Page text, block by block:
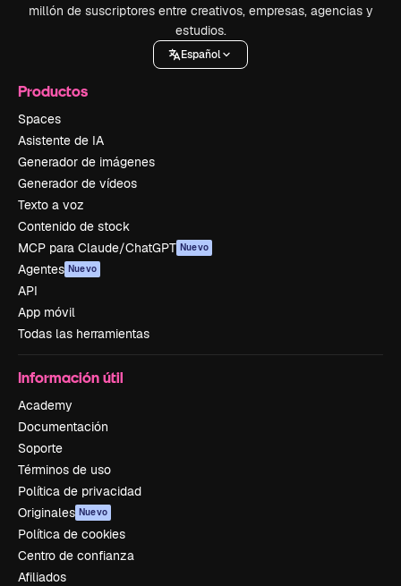
millón de suscriptores entre creativos, empresas, agencias y
estudios.
Español
Productos
Spaces
Asistente de IA
Generador de imágenes
Generador de vídeos
Texto a voz
Contenido de stock
MCP para Claude/ChatGPT Nuevo
Agentes Nuevo
API
App móvil
Todas las herramientas
Información útil
Academy
Documentación
Soporte
Términos de uso
Política de privacidad
Originales Nuevo
Política de cookies
Centro de confianza
Afiliados